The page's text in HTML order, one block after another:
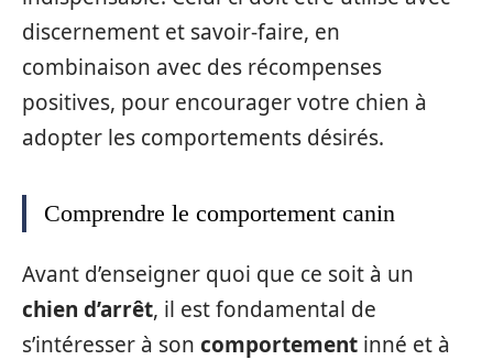
discernement et savoir-faire, en
combinaison avec des récompenses
positives, pour encourager votre chien à
adopter les comportements désirés.
Comprendre le comportement canin
Avant d’enseigner quoi que ce soit à un
chien d’arrêt, il est fondamental de
s’intéresser à son comportement inné et à